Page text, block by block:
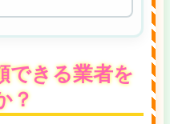
できる業者を
？